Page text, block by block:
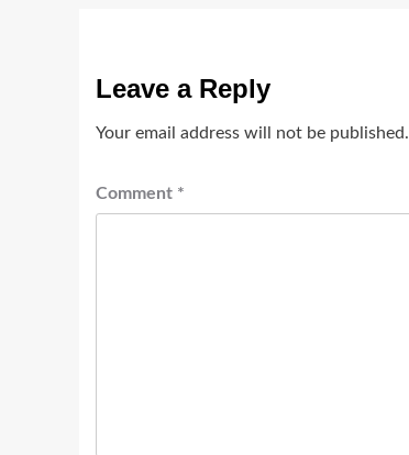
Leave a Reply
Your email address will not be published.
Comment *